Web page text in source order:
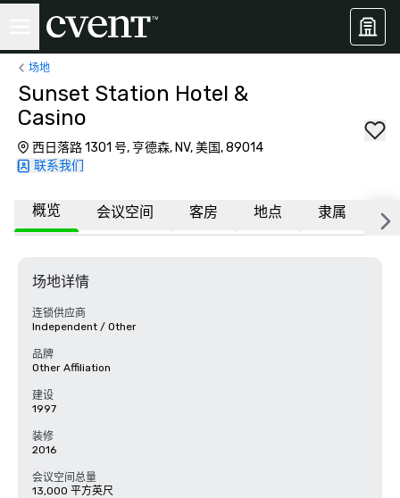
场地
Sunset Station Hotel &
Casino
西日落路 1301 号, 亨德森, NV, 美国, 89014
联系我们
概览 会议空间 客房 地点 隶属 更
场地详情
连锁供应商
Independent / Other
品牌
Other Affiliation
建设
1997
装修
2016
会议空间总量
13,000 平方英尺